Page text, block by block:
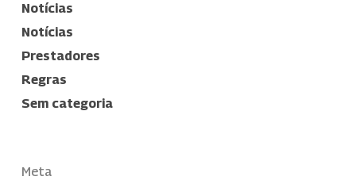
Notícias
Notícias
Prestadores
Regras
Sem categoria
Meta